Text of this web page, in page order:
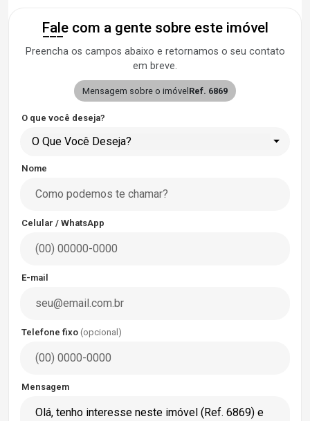
Fale com a gente sobre este imóvel
Preencha os campos abaixo e retornamos o seu contato
em breve.
Mensagem sobre o imóvelRef. 6869
O que você deseja?
O Que Você Deseja?
Nome
Celular / WhatsApp
E-mail
Telefone fixo (opcional)
Mensagem